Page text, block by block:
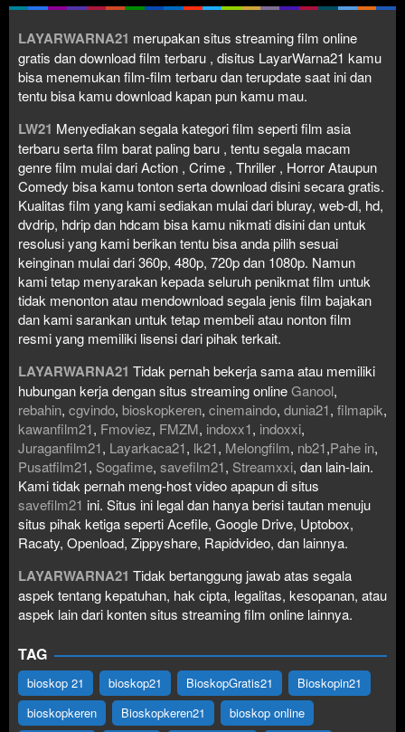
LAYARWARNA21 merupakan situs streaming film online
gratis dan download film terbaru , disitus LayarWarna21 kamu
bisa menemukan film-film terbaru dan terupdate saat ini dan
tentu bisa kamu download kapan pun kamu mau.
LW21 Menyediakan segala kategori film seperti film asia
terbaru serta film barat paling baru , tentu segala macam
genre film mulai dari Action , Crime , Thriller , Horror Ataupun
Comedy bisa kamu tonton serta download disini secara gratis.
Kualitas film yang kami sediakan mulai dari bluray, web-dl, hd,
dvdrip, hdrip dan hdcam bisa kamu nikmati disini dan untuk
resolusi yang kami berikan tentu bisa anda pilih sesuai
keinginan mulai dari 360p, 480p, 720p dan 1080p. Namun
kami tetap menyarakan kepada seluruh penikmat film untuk
tidak menonton atau mendownload segala jenis film bajakan
dan kami sarankan untuk tetap membeli atau nonton film
resmi yang memiliki lisensi dari pihak terkait.
LAYARWARNA21 Tidak pernah bekerja sama atau memiliki
hubungan kerja dengan situs streaming onlineGanool,
rebahin, cgvindo, bioskopkeren, cinemaindo, dunia21, filmapik,
kawanfilm21, Fmoviez, FMZM, indoxx1, indoxxi,
Juraganfilm21, Layarkaca21, lk21, Melongfilm, nb21,Pahe in,
Pusatfilm21, Sogafime, savefilm21, Streamxxi, dan lain-lain.
Kami tidak pernah meng-host video apapun di situs
savefilm21 ini. Situs ini legal dan hanya berisi tautan menuju
situs pihak ketiga seperti Acefile, Google Drive, Uptobox,
Racaty, Openload, Zippyshare, Rapidvideo, dan lainnya.
LAYARWARNA21 Tidak bertanggung jawab atas segala
aspek tentang kepatuhan, hak cipta, legalitas, kesopanan, atau
aspek lain dari konten situs streaming film online lainnya.
TAG
bioskop 21 bioskop21 BioskopGratis21
Bioskopin21
bioskopkeren
Bioskopkeren21 bioskop online